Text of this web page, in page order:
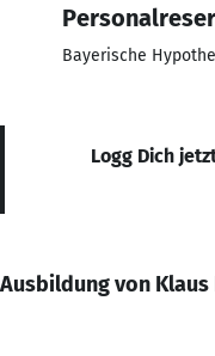
Bayerische
Logg Dich
Ausbildung von Klaus